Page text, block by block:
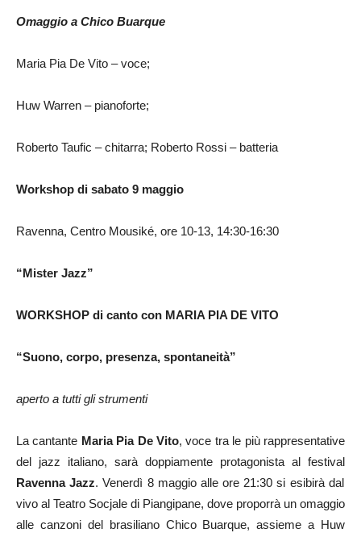
Omaggio a Chico Buarque
Maria Pia De Vito – voce;
Huw Warren – pianoforte;
Roberto Taufic – chitarra; Roberto Rossi – batteria
Workshop di sabato 9 maggio
Ravenna, Centro Mousiké, ore 10-13, 14:30-16:30
“Mister Jazz”
WORKSHOP di canto con MARIA PIA DE VITO
“Suono, corpo, presenza, spontaneità”
aperto a tutti gli strumenti
La cantante Maria Pia De Vito, voce tra le più rappresentative
del jazz italiano, sarà doppiamente protagonista al festival
Ravenna Jazz. Venerdì 8 maggio alle ore 21:30 si esibirà dal
vivo al Teatro Socjale di Piangipane, dove proporrà un omaggio
alle canzoni del brasiliano Chico Buarque, assieme a Huw